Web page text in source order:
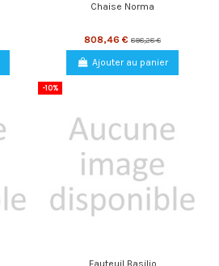
Chaise Norma
808,46 € 898,28 €
Ajouter au panier
-10%
Fauteuil Basilio